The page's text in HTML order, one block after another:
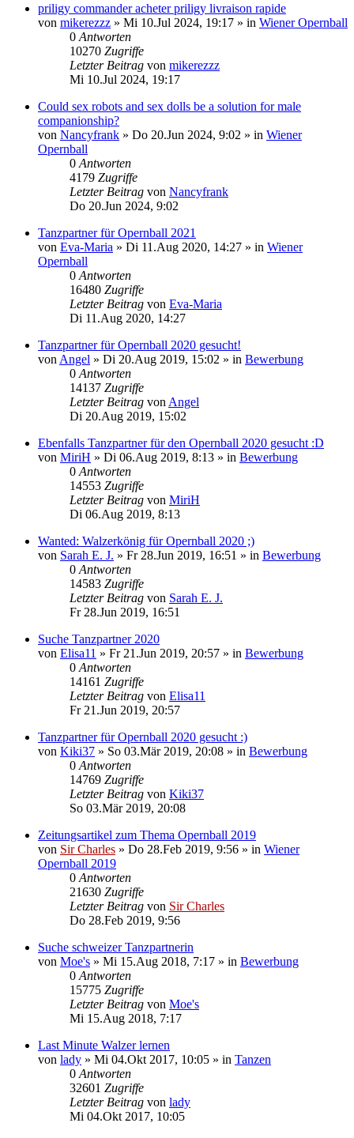
priligy commander acheter priligy livraison rapide
von mikerezzz » Mi 10.Jul 2024, 19:17 » in Wiener Opernball
0 Antworten
10270 Zugriffe
Letzter Beitrag von mikerezzz
Mi 10.Jul 2024, 19:17
Could sex robots and sex dolls be a solution for male
companionship?
von Nancyfrank » Do 20.Jun 2024, 9:02 » in Wiener
Opernball
0 Antworten
4179 Zugriffe
Letzter Beitrag von Nancyfrank
Do 20.Jun 2024, 9:02
Tanzpartner für Opernball 2021
von Eva-Maria » Di 11.Aug 2020, 14:27 » in Wiener
Opernball
0 Antworten
16480 Zugriffe
Letzter Beitrag von Eva-Maria
Di 11.Aug 2020, 14:27
Tanzpartner für Opernball 2020 gesucht!
von Angel » Di 20.Aug 2019, 15:02 » in Bewerbung
0 Antworten
14137 Zugriffe
Letzter Beitrag von Angel
Di 20.Aug 2019, 15:02
Ebenfalls Tanzpartner für den Opernball 2020 gesucht :D
von MiriH » Di 06.Aug 2019, 8:13 » in Bewerbung
0 Antworten
14553 Zugriffe
Letzter Beitrag von MiriH
Di 06.Aug 2019, 8:13
Wanted: Walzerkönig für Opernball 2020 ;)
von Sarah E. J. » Fr 28.Jun 2019, 16:51 » in Bewerbung
0 Antworten
14583 Zugriffe
Letzter Beitrag von Sarah E. J.
Fr 28.Jun 2019, 16:51
Suche Tanzpartner 2020
von Elisa11 » Fr 21.Jun 2019, 20:57 » in Bewerbung
0 Antworten
14161 Zugriffe
Letzter Beitrag von Elisa11
Fr 21.Jun 2019, 20:57
Tanzpartner für Opernball 2020 gesucht :)
von Kiki37 » So 03.Mär 2019, 20:08 » in Bewerbung
0 Antworten
14769 Zugriffe
Letzter Beitrag von Kiki37
So 03.Mär 2019, 20:08
Zeitungsartikel zum Thema Opernball 2019
von Sir Charles » Do 28.Feb 2019, 9:56 » in Wiener
Opernball 2019
0 Antworten
21630 Zugriffe
Letzter Beitrag von Sir Charles
Do 28.Feb 2019, 9:56
Suche schweizer Tanzpartnerin
von Moe's » Mi 15.Aug 2018, 7:17 » in Bewerbung
0 Antworten
15775 Zugriffe
Letzter Beitrag von Moe's
Mi 15.Aug 2018, 7:17
Last Minute Walzer lernen
von lady » Mi 04.Okt 2017, 10:05 » in Tanzen
0 Antworten
32601 Zugriffe
Letzter Beitrag von lady
Mi 04.Okt 2017, 10:05